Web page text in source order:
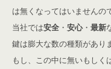
は無くなってはいませんの
当社では安全 ・ 安心・ 最新
鍵は膨大な数の種類があり
もし、この中に無いもしく